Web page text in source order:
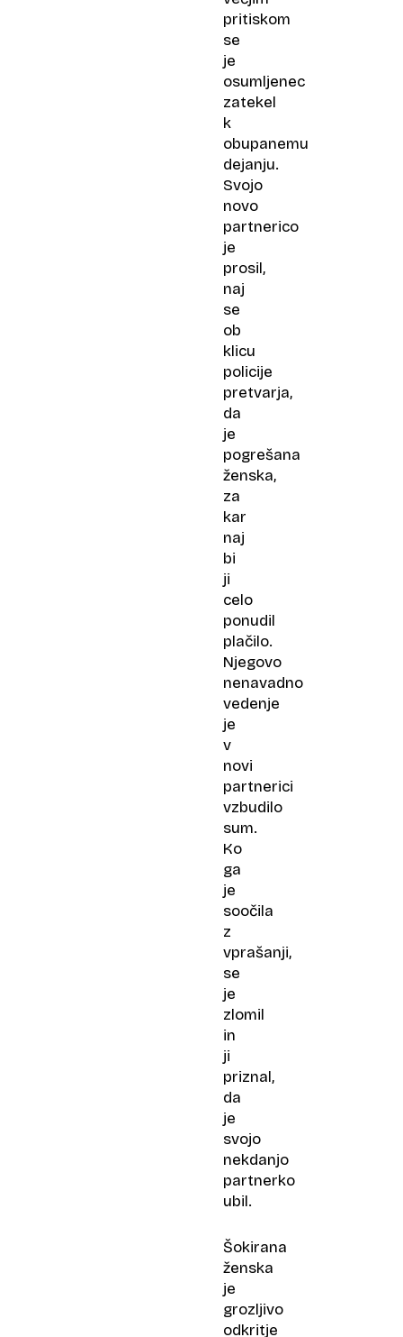
pritiskom
se
je
osumljenec
zatekel
k
obupanemu
dejanju.
Svojo
novo
partnerico
je
prosil,
naj
se
ob
klicu
policije
pretvarja,
da
je
pogrešana
ženska,
za
kar
naj
bi
ji
celo
ponudil
plačilo.
Njegovo
nenavadno
vedenje
je
v
novi
partnerici
vzbudilo
sum.
Ko
ga
je
soočila
z
vprašanji,
se
je
zlomil
in
ji
priznal,
da
je
svojo
nekdanjo
partnerko
ubil.
Šokirana
ženska
je
grozljivo
odkritje